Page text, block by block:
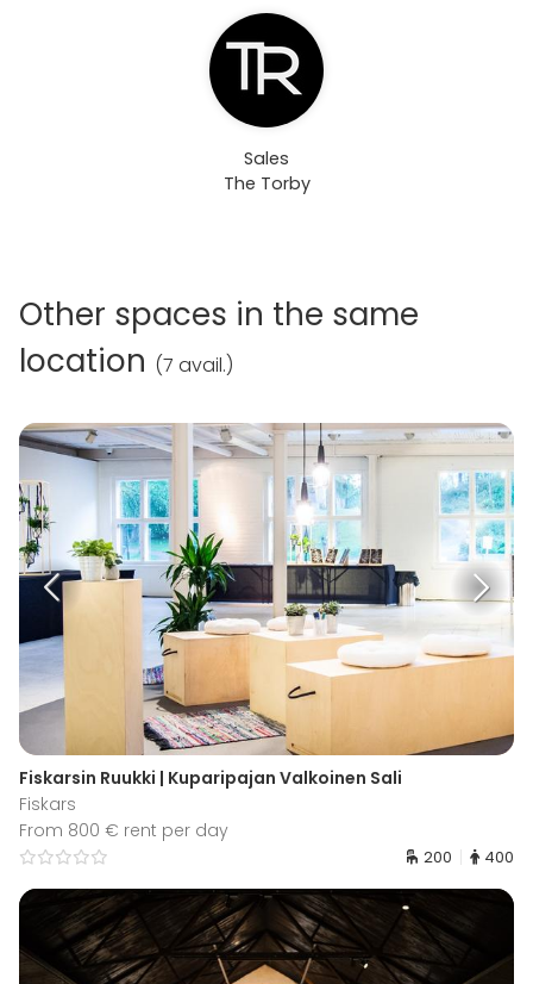
Sales
The Torby
Other spaces in the same
location (7 avail.)
Fiskarsin Ruukki | Kuparipajan Valkoinen Sali
Fiskars
From 800 € rent per day
200 400